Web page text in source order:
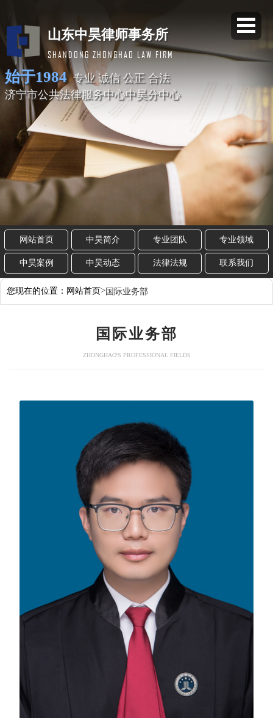
山东中昊律师事务所
SHANDONG ZHONGHAO LAW FIRM
始于1984 专业 诚信 公正 合法
济宁市公共法律服务中心中昊分中心
网站首页 中昊简介 专业团队 专业领域
中昊案例 中昊动态 法律法规 联系我们
您现在的位置： 网站首页>国际业务部
国际业务部
ZHONGHAO'S PROFESSIONAL FIELDS